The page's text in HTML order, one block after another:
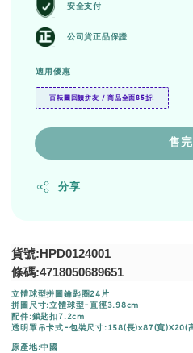
安全支付
公司貨正品保證
適用優惠
百耘圖回饋拼友 / 商品全面85折!
售完
分享
貨號:HPD0124001
條碼:4718050689651
立體球型拼圖鑰匙圈24片
拼圖尺寸:立體球型-直徑3.98cm
配件:鎖匙扣7.2cm
透明罩吊卡式-包裝尺寸:158(長)x87(寬)X20(
原產地:中國